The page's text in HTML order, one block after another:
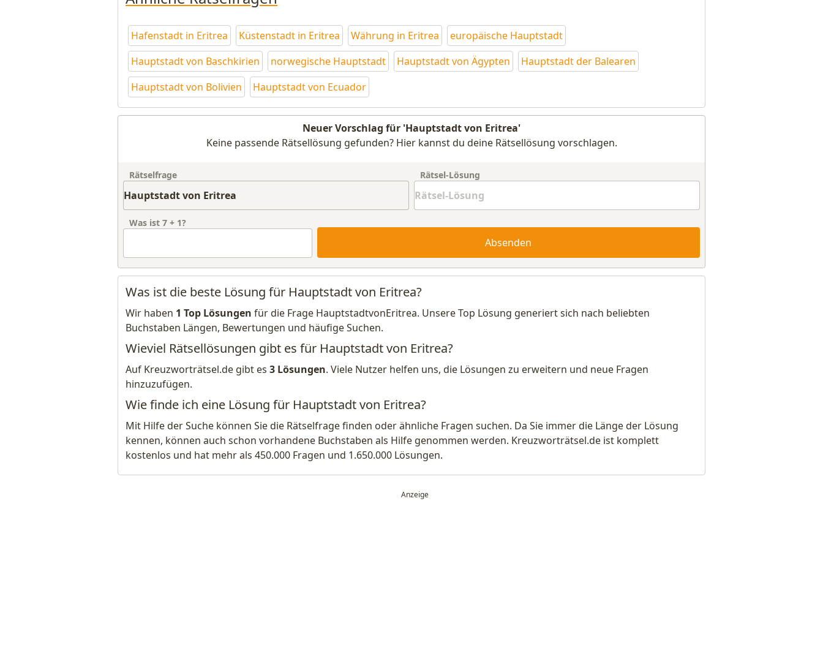
Hafenstadt in Eritrea Küstenstadt in Eritrea Währung in Eritrea
europäische Hauptstadt
Hauptstadt von Baschkirien
norwegische Hauptstadt Hauptstadt von Ägypten
Hauptstadt der Balearen
Hauptstadt von Bolivien
Hauptstadt von Ecuador
Neuer Vorschlag für 'Hauptstadt von Eritrea'
Keine passende Rätsellösung gefunden? Hier kannst du deine Rätsellösung vorschlagen.
Rätselfrage Rätsel-Lösung
Was ist 7 + 1?
Absenden
Was ist die beste Lösung für Hauptstadt von Eritrea?
Wir haben 1 Top Lösungen für die Frage HauptstadtvonEritrea. Unsere Top Lösung generiert sich nach beliebten
Buchstaben Längen, Bewertungen und häufige Suchen.
Wieviel Rätsellösungen gibt es für Hauptstadt von Eritrea?
Auf Kreuzworträtsel.de gibt es 3 Lösungen. Viele Nutzer helfen uns, die Lösungen zu erweitern und neue Fragen
hinzuzufügen.
Wie finde ich eine Lösung für Hauptstadt von Eritrea?
Mit Hilfe der Suche können Sie die Rätselfrage finden oder ähnliche Fragen suchen. Da Sie immer die Länge der Lösung
kennen, können auch schon vorhandene Buchstaben als Hilfe genommen werden. Kreuzworträtsel.de ist komplett
kostenlos und hat mehr als 450.000 Fragen und 1.650.000 Lösungen.